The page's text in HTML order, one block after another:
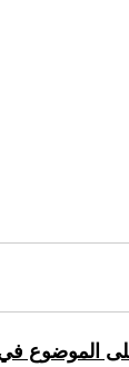
الموضوع